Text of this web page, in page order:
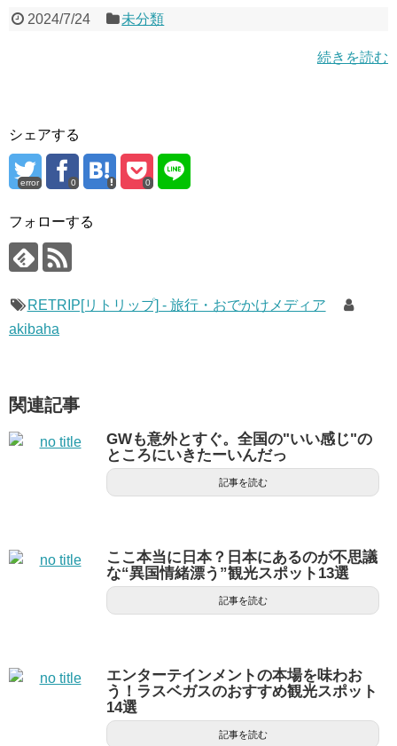
2024/7/24 未分類
続きを読む
シェアする
error 0 0
フォローする
RETRIP[リトリップ] - 旅行・おでかけメディア
akibaha
関連記事
GWも意外とすぐ。全国の"いい感じ"の
ところにいきたーいんだっ
記事を読む
ここ本当に日本？日本にあるのが不思議
な“異国情緒漂う”観光スポット13選
記事を読む
エンターテインメントの本場を味わお
う！ラスベガスのおすすめ観光スポット
14選
記事を読む